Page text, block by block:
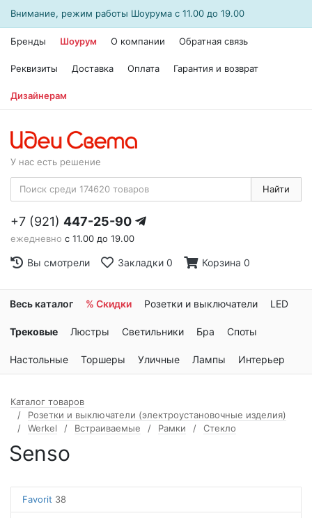
Внимание, режим работы Шоурума с 11.00 до 19.00
Бренды Шоурум О компании Обратная связь
Реквизиты Доставка Оплата Гарантия и возврат
Дизайнерам
У нас есть решение
Найти
+7 (921) 447-25-90
ежедневно с 11.00 до 19.00
Вы смотрели Закладки 0 Корзина 0
Весь каталог % Скидки Розетки и выключатели LED
Трековые Люстры Светильники Бра Споты
Настольные Торшеры Уличные Лампы Интерьер
Каталог товаров
Розетки и выключатели (электроустановочные изделия)
Werkel
Встраиваемые Рамки Стекло
Senso
Favorit 38